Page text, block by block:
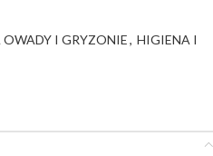
OWADY I GRYZONIE, HIGIENA I